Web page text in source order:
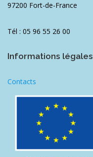
97200 Fort-de-France
Tél : 05 96 55 26 00
Informations légales
Contacts